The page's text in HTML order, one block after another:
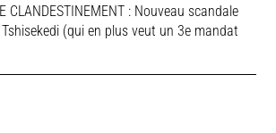
CLANDESTINEMENT : Nouveau scandale
(qui en plus veut un 3e mandat